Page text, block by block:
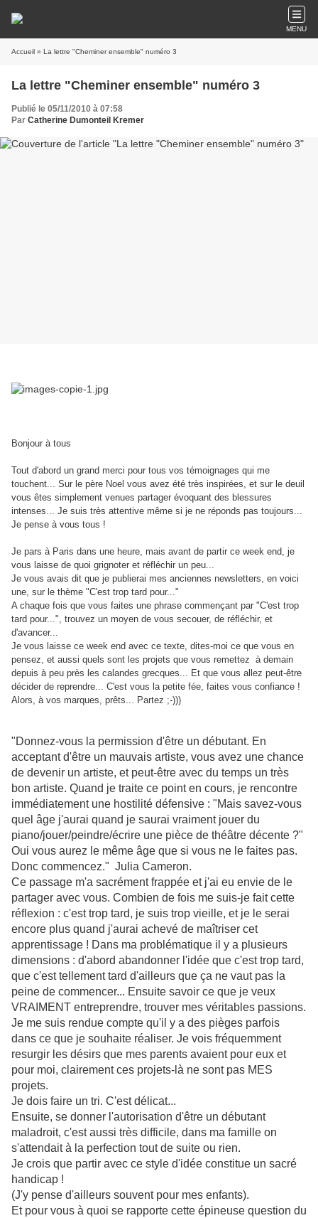
MENU
Accueil » La lettre "Cheminer ensemble" numéro 3
La lettre "Cheminer ensemble" numéro 3
Publié le 05/11/2010 à 07:58
Par Catherine Dumonteil Kremer
Bonjour à tous
Tout d'abord un grand merci pour tous vos témoignages qui me
touchent... Sur le père Noel vous avez été très inspirées, et sur le deuil
vous êtes simplement venues partager évoquant des blessures
intenses... Je suis très attentive même si je ne réponds pas toujours...
Je pense à vous tous !
Je pars à Paris dans une heure, mais avant de partir ce week end, je
vous laisse de quoi grignoter et réfléchir un peu...
Je vous avais dit que je publierai mes anciennes newsletters, en voici
une, sur le thème "C'est trop tard pour..."
A chaque fois que vous faites une phrase commençant par "C'est trop
tard pour...", trouvez un moyen de vous secouer, de réfléchir, et
d'avancer...
Je vous laisse ce week end avec ce texte, dites-moi ce que vous en
pensez, et aussi quels sont les projets que vous remettez à demain
depuis à peu près les calandes grecques... Et que vous allez peut-être
décider de reprendre... C'est vous la petite fée, faites vous confiance !
Alors, à vos marques, prêts... Partez ;-)))
"Donnez-vous la permission d'être un débutant. En
acceptant d'être un mauvais artiste, vous avez une chance
de devenir un artiste, et peut-être avec du temps un très
bon artiste. Quand je traite ce point en cours, je rencontre
immédiatement une hostilité défensive : "Mais savez-vous
quel âge j'aurai quand je saurai vraiment jouer du
piano/jouer/peindre/écrire une pièce de théâtre décente ?"
Oui vous aurez le même âge que si vous ne le faites pas.
Donc commencez." Julia Cameron.
Ce passage m'a sacrément frappée et j'ai eu envie de le
partager avec vous. Combien de fois me suis-je fait cette
réflexion : c'est trop tard, je suis trop vieille, et je le serai
encore plus quand j'aurai achevé de maîtriser cet
apprentissage ! Dans ma problématique il y a plusieurs
dimensions : d'abord abandonner l'idée que c'est trop tard,
que c'est tellement tard d'ailleurs que ça ne vaut pas la
peine de commencer... Ensuite savoir ce que je veux
VRAIMENT entreprendre, trouver mes véritables passions.
Je me suis rendue compte qu'il y a des pièges parfois
dans ce que je souhaite réaliser. Je vois fréquemment
resurgir les désirs que mes parents avaient pour eux et
pour moi, clairement ces projets-là ne sont pas MES
projets.
Je dois faire un tri. C'est délicat...
Ensuite, se donner l'autorisation d'être un débutant
maladroit, c'est aussi très difficile, dans ma famille on
s'attendait à la perfection tout de suite ou rien.
Je crois que partir avec ce style d'idée constitue un sacré
handicap !
(J'y pense d'ailleurs souvent pour mes enfants).
Et pour vous à quoi se rapporte cette épineuse question du